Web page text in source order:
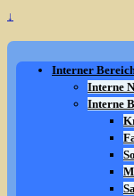
↓
Interner
Interne
Interne